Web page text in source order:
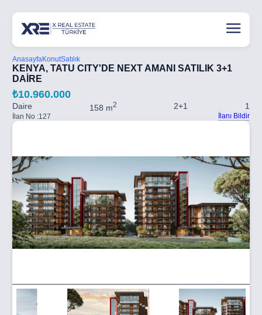
AnasayfaKonutSatılık
KENYA, TATU CITY'DE NEXT AMANI SATILIK 3+1
DAİRE
₺10.960.000
Daire 158 m2 2+1 1
İlan No :127 İlanı Bildir